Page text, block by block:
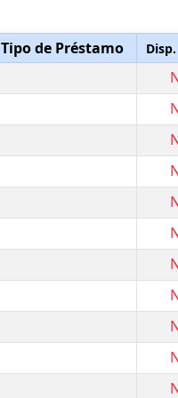
Tipo de Préstamo